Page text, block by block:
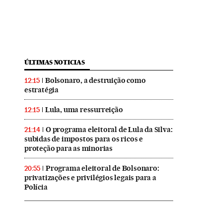
ÚLTIMAS NOTICIAS
12:15
Bolsonaro, a destruição como
estratégia
12:15 Lula, uma ressurreição
21:14
O programa eleitoral de Lula da Silva:
subidas de impostos para os ricos e
proteção para as minorias
20:55
Programa eleitoral de Bolsonaro:
privatizações e privilégios legais para a
Polícia